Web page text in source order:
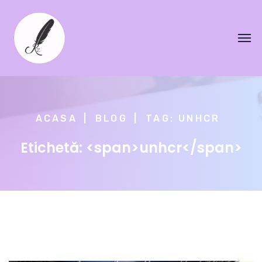
ACASA BLOG TAG: UNHCR
Etichetă: <span>unhcr</span>